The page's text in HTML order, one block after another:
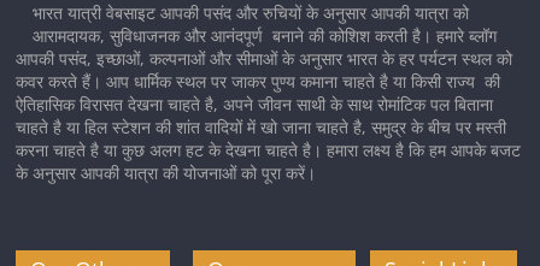
भारत यात्री वेबसाइट आपकी पसंद और रुचियों के अनुसार आपकी यात्रा को
आरामदायक, सुविधाजनक और आनंदपूर्ण बनाने की कोशिश करती है। हमारे ब्लॉग
आपकी पसंद, इच्छाओं, कल्पनाओं और सीमाओं के अनुसार भारत के हर पर्यटन स्थल को
कवर करते हैं। आप धार्मिक स्थल पर जाकर पुण्य कमाना चाहते है या किसी राज्य की
ऐतिहासिक विरासत देखना चाहते है, अपने जीवन साथी के साथ रोमांटिक पल बिताना
चाहते है या हिल स्टेशन की शांत वादियों में खो जाना चाहते है, समुद्र के बीच पर मस्ती
करना चाहते है या कुछ अलग हट के देखना चाहते है। हमारा लक्ष्य है कि हम आपके बजट
के अनुसार आपकी यात्रा की योजनाओं को पूरा करें।